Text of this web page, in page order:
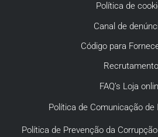
Política de
Canal de
Código para
Recrutamento
FAQ’s Loja
Política de Comunicação de
Política de Prevenção da